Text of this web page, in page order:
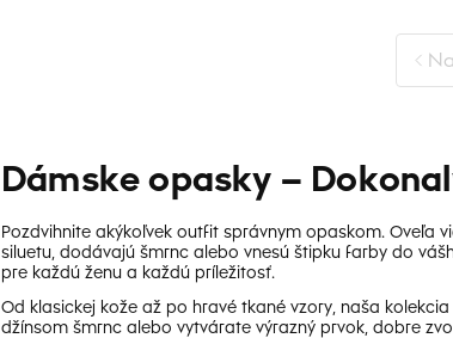
Dámske opasky –
Pozdvihnite akýkoľvek outfit správnym opaskom. Oveľa
siluetu, dodávajú šmrnc alebo vnesú štipku farby do
pre každú ženu a každú príležitosť.
Od klasickej kože až po hravé tkané vzory, naša
džínsom šmrnc alebo vytvárate výrazný prvok, dobre